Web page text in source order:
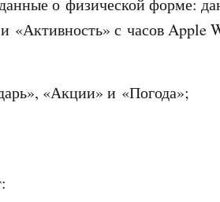
«Активность» с часов Apple
«Акции» и «Погода»;